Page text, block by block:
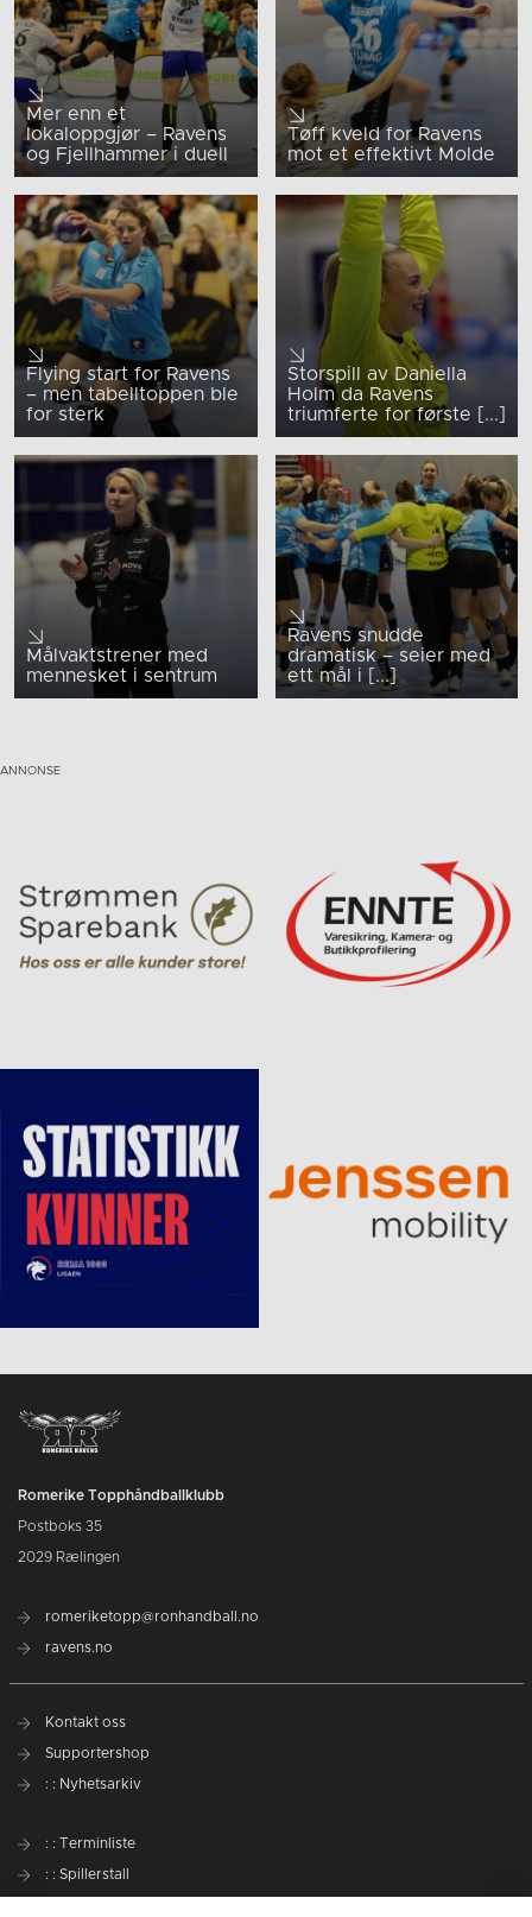
Mer enn et
lokaloppgjør – Ravens
og Fjellhammer i duell
Tøff kveld for Ravens
mot et effektivt Molde
Flying start for Ravens
– men tabelltoppen ble
for sterk
Storspill av Daniella
Holm da Ravens
triumferte for første [...]
Målvaktstrener med
mennesket i sentrum
Ravens snudde
dramatisk – seier med
ett mål i [...]
Romerike Topphåndballklubb
Postboks 35
2029 Rælingen
romeriketopp@ronhandball.no
ravens.no
Kontakt oss
Supportershop
: : Nyhetsarkiv
: : Terminliste
: : Spillerstall